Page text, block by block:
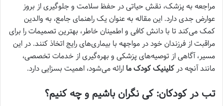
مراجعه به پزشک، نقش حیاتی در حفظ سلامت و جلوگیری از بروز
عوارض جدی دارد. این مقاله به عنوان یک راهنمای جامع، به والدین
کمک می‌کند تا با دانش کافی و اطمینان خاطر، بهترین تصمیمات را برای
مراقبت از فرزندان خود در مواجهه با بیماری‌های رایج اتخاذ کنند. در این
مسیر، آگاهی از توصیه‌های پزشکی و بهره‌گیری از خدمات تخصصی،
مانند آنچه در کلینیک کودک ما ارائه می‌شود، اهمیت بسزایی دارد.
تب در کودکان: کی نگران باشیم و چه کنیم؟